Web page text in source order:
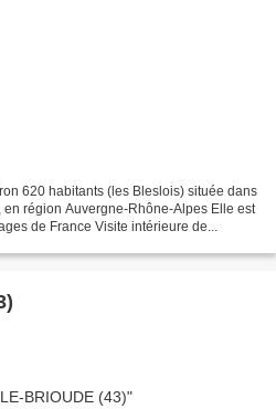
620 habitants (les Bleslois) située dans
région Auvergne-Rhône-Alpes Elle est
classée parmi les Plus Beaux Villages de France Visite intérieure de...